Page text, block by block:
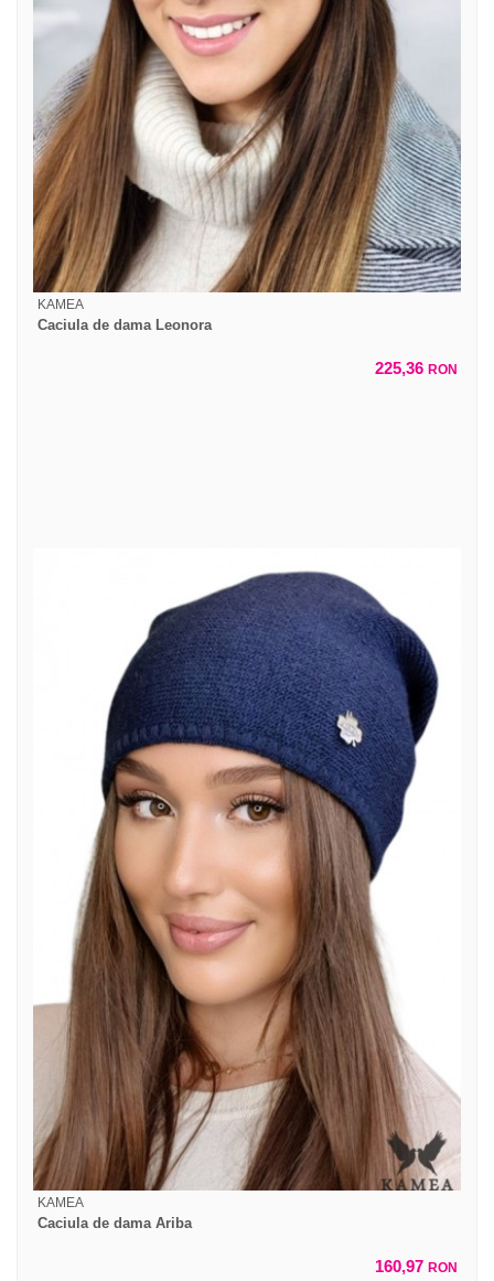
KAMEA
Caciula de dama Leonora
225,36 RON
KAMEA
Caciula de dama Ariba
160,97 RON